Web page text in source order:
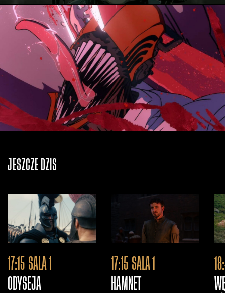
JESZCZE DZIŚ
17:15 SALA 1 Otwiera się w nowym oknie - Bilety24
ODYSEJA
17:15 SALA 1 Otwiera się w
HAMNET